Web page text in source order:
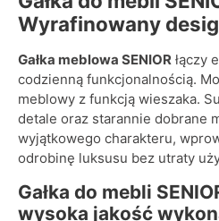
Wyrafinowany
Gałka meblowa SENIOR łączy
codzienną funkcjonalnością.
meblowy z funkcją wieszaka.
detale oraz starannie dobrane
wyjątkowego charakteru,
odrobinę luksusu bez utraty
Gałka do mebli
wysoka jakość